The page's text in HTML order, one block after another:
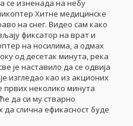
се изненада на небу
Хитне медицинске
на снег. Видео сам како
фиксатор на врат и
на носилима, а одмах
од десетак минута, река
је наставило да се одвија
изгледао као из акционих
првих неколико минута
да си му стварно
да слична ефикасност буде